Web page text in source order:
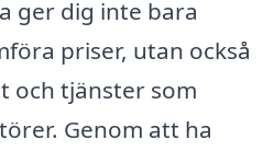
ger dig inte bara
priser, utan också
och tjänster som
Genom att ha